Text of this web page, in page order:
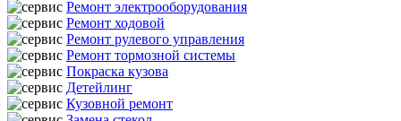
Ремонт электрооборудования
Ремонт ходовой
Ремонт рулевого управления
Ремонт тормозной системы
Покраска кузова
Детейлинг
Кузовной ремонт